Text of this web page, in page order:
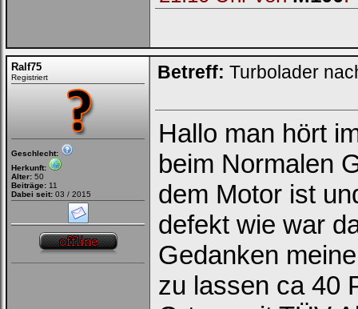
Ralf75
Registriert
Geschlecht:
Herkunft:
Alter: 50
Beiträge: 11
Dabei seit: 03 / 2015
Betreff: Turbolader
Hallo man hört
beim Normalen
dem Motor ist
defekt wie war
Gedanken
zu lassen ca 40